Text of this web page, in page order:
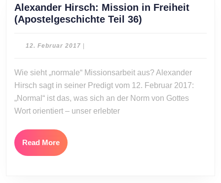
Alexander Hirsch: Mission in Freiheit
(Apostelgeschichte Teil 36)
Teil
36)
12. Februar 2017 12.
Wie sieht „normale“ Missionsarbeit aus? Alexander
Hirsch sagt in seiner Predigt vom 12. Februar 2017:
„Normal“ ist das, was sich an der Norm von Gottes
Wort orientiert – unser erlebter
Read MoreRead
More